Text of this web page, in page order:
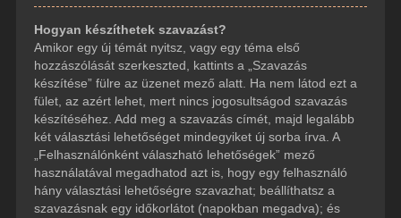
Hogyan készíthetek szavazást?
Amikor egy új témát nyitsz, vagy egy téma első
hozzászólását szerkeszted, kattints a „Szavazás
készítése” fülre az üzenet mező alatt. Ha nem látod ezt a
fület, az azért lehet, mert nincs jogosultságod szavazás
készítéséhez. Add meg a szavazás címét, majd legalább
két választási lehetőséget mindegyiket új sorba írva. A
„Felhasználónként válaszható lehetőségek” mező
használatával megadhatod azt is, hogy egy felhasználó
hány választási lehetőségre szavazhat; beállíthatsz a
szavazásnak egy időkorlátot (napokban megadva); és